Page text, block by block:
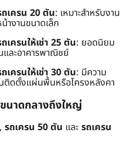
เครน 20 ตัน: เหมาะสำหรับงาน
างานขนาดเล็ก
เครนให้เช่า 25 ตัน: ยอดนิยม
และอาคารพาณิชย์
เครนให้เช่า 30 ตัน: มีความ
ติดตั้งแผ่นพื้นหรือโครงหลังคา
นาดกลางถึงใหญ่
, รถเครน 50 ตัน และรถเครน